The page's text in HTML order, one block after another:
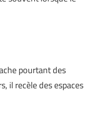
pourtant des
il recèle des espaces